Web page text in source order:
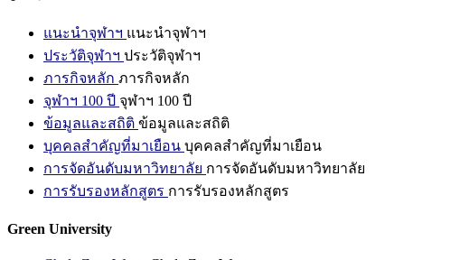
แนะนำจุฬาฯ แนะนำจุฬาฯ
ประวัติจุฬาฯ ประวัติจุฬาฯ
ภารกิจหลัก ภารกิจหลัก
จุฬาฯ 100 ปี จุฬาฯ 100 ปี
ข้อมูลและสถิติ ข้อมูลและสถิติ
บุคคลสำคัญที่มาเยือน บุคคลสำคัญที่มาเยือน
การจัดอันดับมหาวิทยาลัย การจัดอันดับมหาวิทยาลัย
การรับรองหลักสูตร การรับรองหลักสูตร
Green University